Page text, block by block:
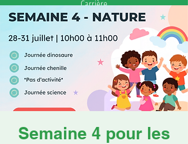
Carrière
Presse
Semaine 4 pour les